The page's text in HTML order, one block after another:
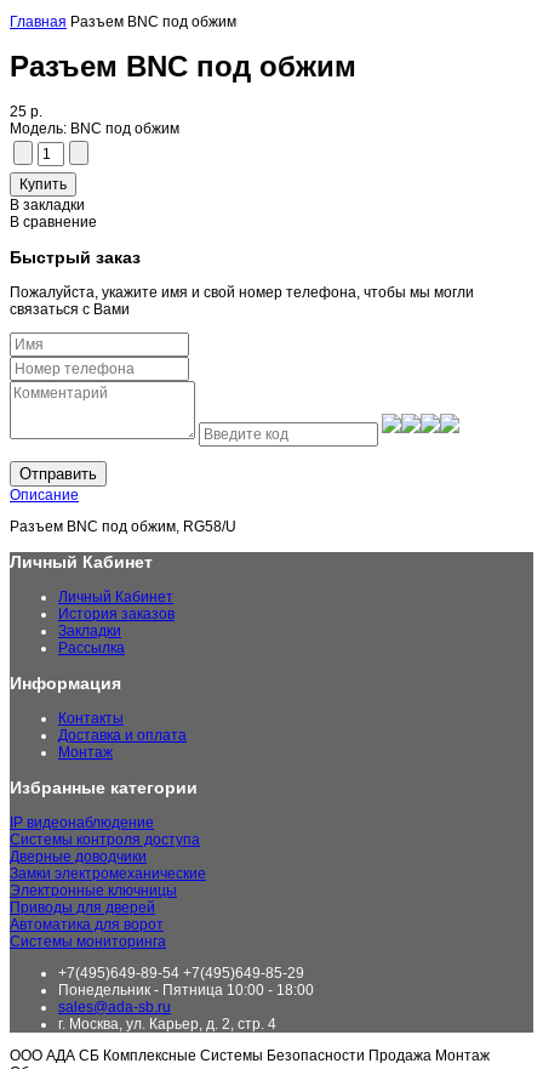
Главная Разъем BNC под обжим
Разъем BNC под обжим
25 р.
Модель: BNC под обжим
В закладки
В сравнение
Быстрый заказ
Пожалуйста, укажите имя и свой номер телефона, чтобы мы могли
связаться с Вами
Отправить
Описание
Разъем BNC под обжим, RG58/U
Личный Кабинет
Личный Кабинет
История заказов
Закладки
Рассылка
Информация
Контакты
Доставка и оплата
Монтаж
Избранные категории
IP видеонаблюдение
Системы контроля доступа
Дверные доводчики
Замки электромеханические
Электронные ключницы
Приводы для дверей
Автоматика для ворот
Системы мониторинга
+7(495)649-89-54 +7(495)649-85-29
Понедельник - Пятница 10:00 - 18:00
sales@ada-sb.ru
г. Москва, ул. Карьер, д. 2, стр. 4
ООО АДА СБ Комплексные Системы Безопасности Продажа Монтаж